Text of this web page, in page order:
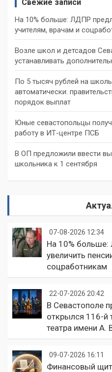
Свежие записи
На 10% больше: ЛДПР
учителям, врачам и
Возле школ и детсадов
устанавливать
По 5 тысяч рублей на
автоматически:
порядок выплат
Юные севастопольцы
работу в ИТ-центре ПСБ
В ОП предложили ввести
школьника к 1 сентября
07-08-2026 12:34
На 10% больше:
увеличить
соцработникам
22-07-2026 20:42
В Севастополе
открылся 116-й
театра имени А.
09-07-2026 16:11
Финансовый